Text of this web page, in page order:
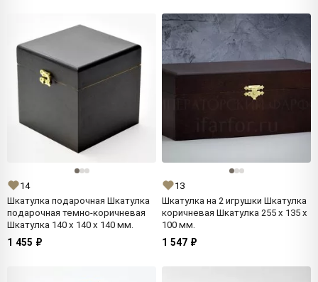
14
Шкатулка подарочная Шкатулка
подарочная темно-коричневая
Шкатулка 140 x 140 x 140 мм.
1 455 ₽
13
Шкатулка на 2 игрушки Шкатулка
коричневая Шкатулка 255 x 135 x
100 мм.
1 547 ₽